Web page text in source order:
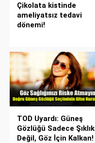
Çikolata kistinde
ameliyatsız tedavi
dönemi!
TOD Uyardı: Güneş
Gözlüğü Sadece Şıklık
Değil, Göz İçin Kalkan!